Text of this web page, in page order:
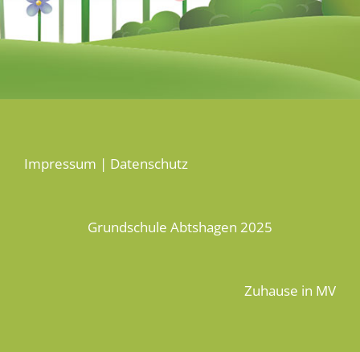
Impressum | Datenschutz
Grundschule Abtshagen 2025
Zuhause in MV